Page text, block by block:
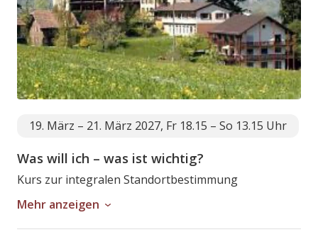
19. März – 21. März 2027, Fr 18.15 – So 13.15 Uhr
Was will ich – was ist wichtig?
Kurs zur integralen Standortbestimmung
Mehr anzeigen